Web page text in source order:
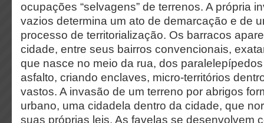
ocupações “selvagens” de terrenos. A própria
vazios determina um ato de demarcação e de
processo de territorialização. Os barracos
cidade, entre seus bairros convencionais,
que nasce no meio da rua, dos
asfalto, criando enclaves, micro-territórios
vastos. A invasão de um terreno por abrigos
urbano, uma cidadela dentro da cidade, que
suas próprias leis. As favelas se desenvolvem